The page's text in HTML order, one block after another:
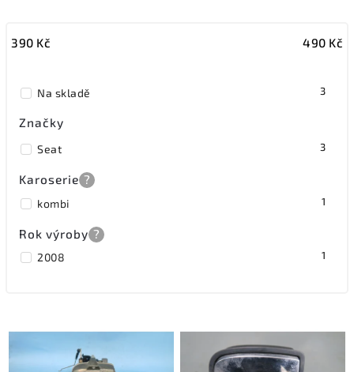
Nejdražší
390 Kč 490 Kč
Na skladě 3
Značky
Seat 3
Karoserie ?
kombi 1
Rok výroby ?
2008 1